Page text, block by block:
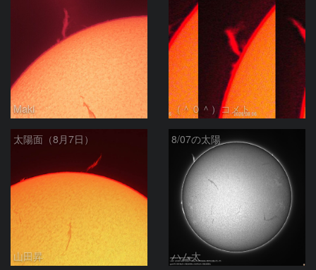
Maki （＾０＾）コメト
太陽面（8月7日）
山田昇
8/07の太陽
ハム太